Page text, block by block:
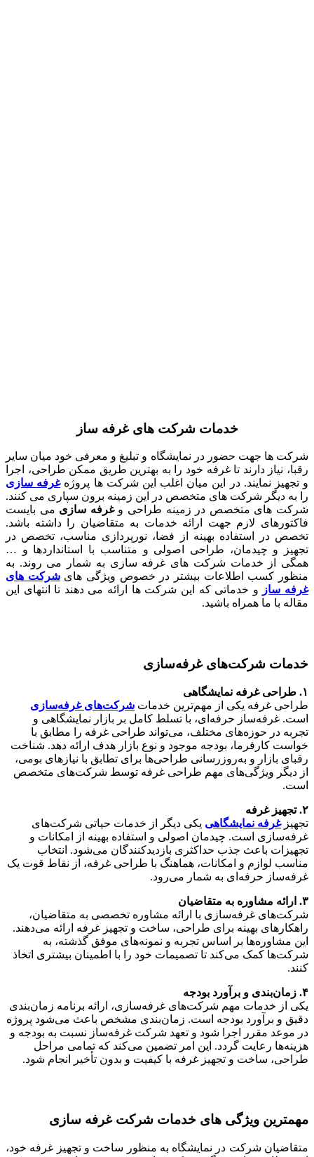
خدمات شرکت های غرفه ساز
شرکت ها جهت حضور در نمایشگاه و تبلیغ و معرفی خود میان سایر
رقبا، نیاز دارند تا غرفه خود را به بهترین طریق ممکن طراحی، اجرا
و تجهیز نمایند. در این میان اغلب این شرکت ها پروژهغرفه سازی
را به دیگر شرکت های متخصص در این زمینه برون سپاری می کنند.
شرکت های متخصص در زمینه طراحی وغرفه سازی می بایست
فاکتورهای لازم جهت ارائه خدمات به متقاضیان را داشته باشد.
تخصص در استفاده بهینه از فضا، نورپردازی مناسب، تخصص در
تجهیز و چیدمان، طراحی اصولی و متناسب با استانداردها و …
همگی از خدمات شرکت های غرفه سازی به شمار می روند. به
منظور کسب اطلاعات بیشتر در خصوص ویژگی هایشرکت های
غرفه ساز و خدماتی که این شرکت ها ارائه می دهند تا انتهای این
مقاله با ما همراه باشید.
خدمات شرکت‌های غرفه‌سازی
۱. طراحی غرفه نمایشگاهی
طراحی غرفه یکی از مهم‌ترین خدمات شرکت‌های غرفه‌سازی
است. غرفه‌ساز حرفه‌ای، با تسلط کامل بر بازار نمایشگاهی و
تجربه در حوزه‌های مختلف، می‌تواند طراحی غرفه را مطابق با
خواست کارفرما، بودجه موجود و نوع بازار هدف ارائه دهد. شناخت
رقبای بازار و به‌روزرسانی طراحی‌ها برای تطابق با نیازهای بومی،
از دیگر ویژگی‌های مهم طراحی غرفه توسط شرکت‌های متخصص
است.
۲. تجهیز غرفه
تجهیزغرفه نمایشگاهی یکی دیگر از خدمات حیاتی شرکت‌های
غرفه‌سازی است. چیدمان اصولی و استفاده بهینه از امکانات و
تجهیزات باعث جذب حداکثری بازدیدکنندگان می‌شود. انتخاب
مناسب لوازم و امکانات، هماهنگ با طراحی غرفه، از نقاط قوت یک
غرفه‌ساز حرفه‌ای به شمار می‌رود.
۳. ارائه مشاوره به متقاضیان
شرکت‌های غرفه‌سازی با ارائه مشاوره تخصصی به متقاضیان،
راهکارهای بهینه برای طراحی، ساخت و تجهیز غرفه ارائه می‌دهند.
این مشاوره‌ها بر اساس تجربه و نمونه‌های موفق گذشته، به
شرکت‌ها کمک می‌کند تا تصمیمات خود را با اطمینان بیشتری اتخاذ
کنند.
۴. زمان‌بندی و برآورد بودجه
یکی از خدمات مهم شرکت‌های غرفه‌سازی، ارائه برنامه زمان‌بندی
دقیق و برآورد بودجه است. زمان‌بندی مشخص باعث می‌شود پروژه
در موعد مقرر اجرا شود و تعهد شرکت غرفه‌ساز نسبت به بودجه و
هزینه‌ها رعایت گردد. این امر تضمین می‌کند که تمامی مراحل
طراحی، ساخت و تجهیز غرفه با کیفیت و بدون تأخیر انجام شود.
مهمترین ویژگی های خدمات شرکت غرفه سازی
متقاضیان شرکت در نمایشگاه به منظور ساخت و تجهیز غرفه خود،